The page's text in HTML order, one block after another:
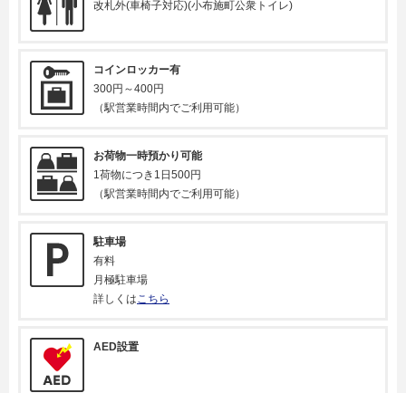
改札外(車椅子対応)(小布施町公衆トイレ)
コインロッカー有
300円～400円
（駅営業時間内でご利用可能）
お荷物一時預かり可能
1荷物につき1日500円
（駅営業時間内でご利用可能）
駐車場
有料
月極駐車場
詳しくはこちら
AED設置